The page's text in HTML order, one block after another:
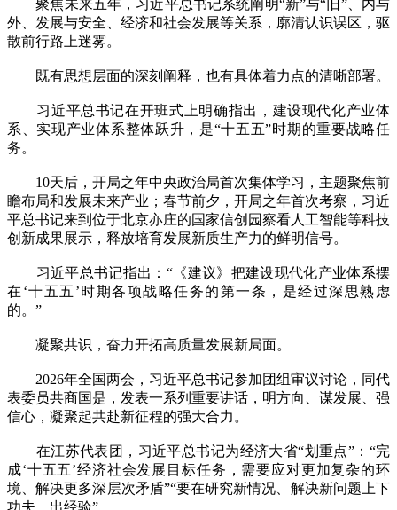
聚焦未来五年，习近平总书记系统阐明“新”与“旧”、内与
外、发展与安全、经济和社会发展等关系，廓清认识误区，驱
散前行路上迷雾。
既有思想层面的深刻阐释，也有具体着力点的清晰部署。
习近平总书记在开班式上明确指出，建设现代化产业体
系、实现产业体系整体跃升，是“十五五”时期的重要战略任
务。
10天后，开局之年中央政治局首次集体学习，主题聚焦前
瞻布局和发展未来产业；春节前夕，开局之年首次考察，习近
平总书记来到位于北京亦庄的国家信创园察看人工智能等科技
创新成果展示，释放培育发展新质生产力的鲜明信号。
习近平总书记指出：“《建议》把建设现代化产业体系摆
在‘十五五’时期各项战略任务的第一条，是经过深思熟虑
的。”
凝聚共识，奋力开拓高质量发展新局面。
2026年全国两会，习近平总书记参加团组审议讨论，同代
表委员共商国是，发表一系列重要讲话，明方向、谋发展、强
信心，凝聚起共赴新征程的强大合力。
在江苏代表团，习近平总书记为经济大省“划重点”：“完
成‘十五五’经济社会发展目标任务，需要应对更加复杂的环
境、解决更多深层次矛盾”“要在研究新情况、解决新问题上下
功夫、出经验”。